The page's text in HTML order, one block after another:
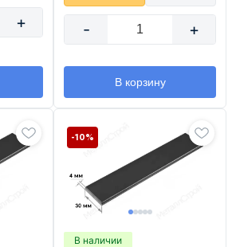
+ - +
В корзину
В наличии
-10%